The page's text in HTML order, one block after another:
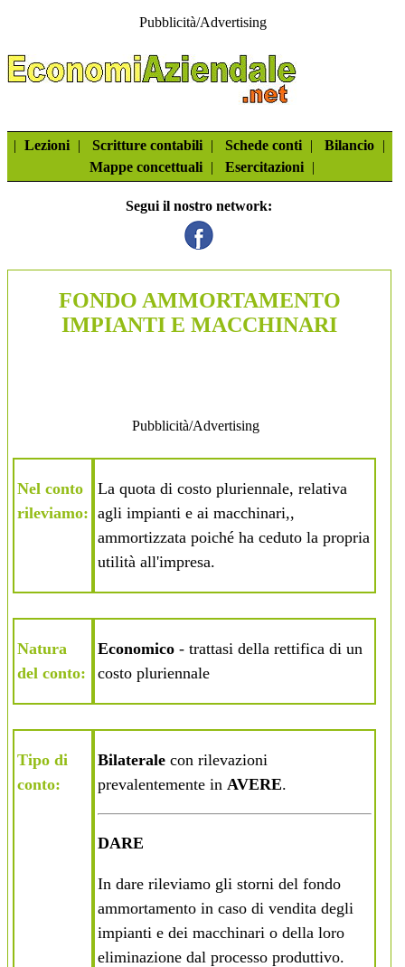
Pubblicità/Advertising
| Lezioni | Scritture contabili | Schede conti | Bilancio |
Mappe concettuali
| Esercitazioni |
Segui il nostro network:
FONDO AMMORTAMENTO
IMPIANTI E MACCHINARI
Pubblicità/Advertising
Nel conto
rileviamo:
La quota di costo pluriennale, relativa
agli impianti e ai macchinari,,
ammortizzata poiché ha ceduto la propria
utilità all'impresa.
Natura
del conto:
Economico - trattasi della rettifica di un
costo pluriennale
Tipo di
conto:
Bilaterale con rilevazioni
prevalentemente in AVERE.
DARE
In dare rileviamo gli storni del fondo
ammortamento in caso di vendita degli
impianti e dei macchinari o della loro
eliminazione dal processo produttivo.